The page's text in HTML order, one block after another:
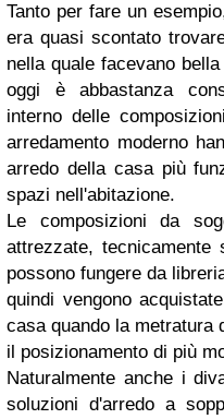
Tanto per fare un
era quasi scontato
nella quale facevano
oggi è abbastanza
interno delle
arredamento moderno
arredo della casa più
spazi nell'abitazione.
Le composizioni da
attrezzate,
possono fungere da
quindi vengono
casa quando la metratura
il posizionamento di più
Naturalmente anche i
soluzioni d'arredo a